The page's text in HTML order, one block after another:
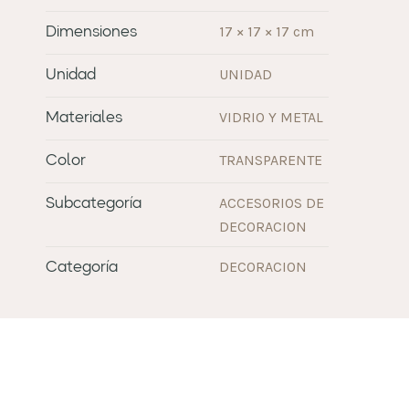
Dimensiones 17 × 17 × 17 cm
Unidad UNIDAD
Materiales VIDRIO Y METAL
Color TRANSPARENTE
Subcategoría
ACCESORIOS DE
DECORACION
Categoría DECORACION